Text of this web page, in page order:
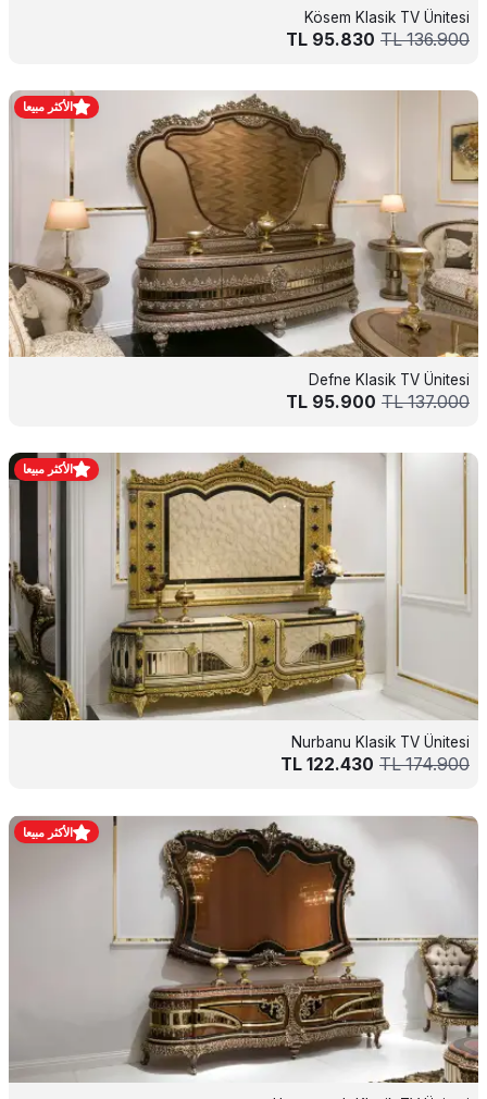
Kösem Klasik TV Ünitesi
136.900
TL
95.830
الأكثر مبيعا
Defne Klasik TV Ünitesi
137.000
TL
95.900
الأكثر مبيعا
Nurbanu Klasik TV Ünitesi
174.900
TL
122.430
الأكثر مبيعا